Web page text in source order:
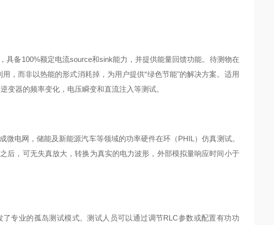
具备100%额定电流source和sink能力，并提供能量回馈功能。待测物在
，而非以热能的形式消耗掉，为用户提供“绿色节能"的解决方案。适用
变器的频率变化，电压瞬变和直流注入等测试。
电网，储能及新能源汽车等领域的功率硬件在环（PHIL）仿真测试。
后，可无失真放大，转换为真实的电力波形，外部模拟量响应时间小于
专业的孤岛测试模式。测试人员可以通过调节RLC参数或配置有功功